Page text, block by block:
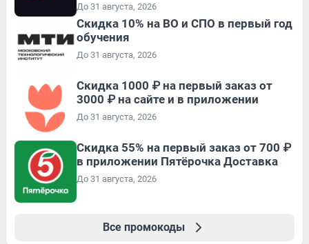
До 31 августа, 2026
Скидка 10% на ВО и СПО в первый год
обучения
До 31 августа, 2026
Скидка 1000 ₽ на первый заказ от
3000 ₽ на сайте и в приложении
До 31 августа, 2026
Скидка 55% на первый заказ от 700 ₽
в приложении Пятёрочка Доставка
До 31 августа, 2026
Все промокоды